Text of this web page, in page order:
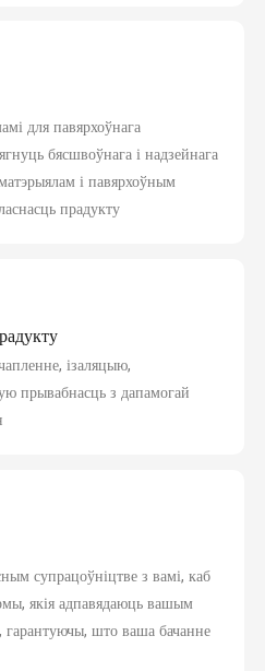
для павярхоўнага
бясшвоўнага і надзейнага
і павярхоўным
прадукту
ізаляцыю,
прывабнасць з дапамогай
супрацоўніцтве з вамі, каб
якія адпавядаюць вашым
што ваша бачанне